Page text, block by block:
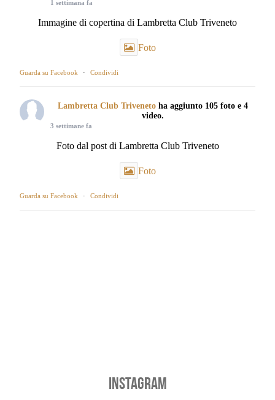
1 settimana fa
Immagine di copertina di Lambretta Club Triveneto
Foto
Guarda su Facebook · Condividi
Lambretta Club Triveneto ha aggiunto 105 foto e 4
video.
3 settimane fa
Foto dal post di Lambretta Club Triveneto
Foto
Guarda su Facebook · Condividi
INSTAGRAM